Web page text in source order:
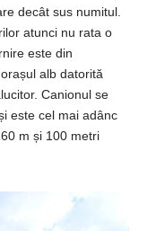
decât sus numitul.
atunci nu rata o
este din
alb datorită
Canionul se
este cel mai adânc
m și 100 metri